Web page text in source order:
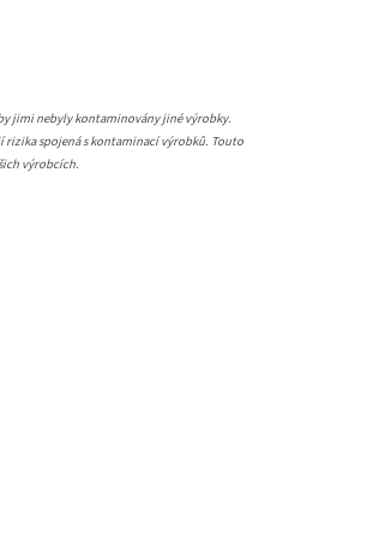
jimi nebyly kontaminovány jiné výrobky.
spojená s kontaminací výrobků. Touto
výrobcích.